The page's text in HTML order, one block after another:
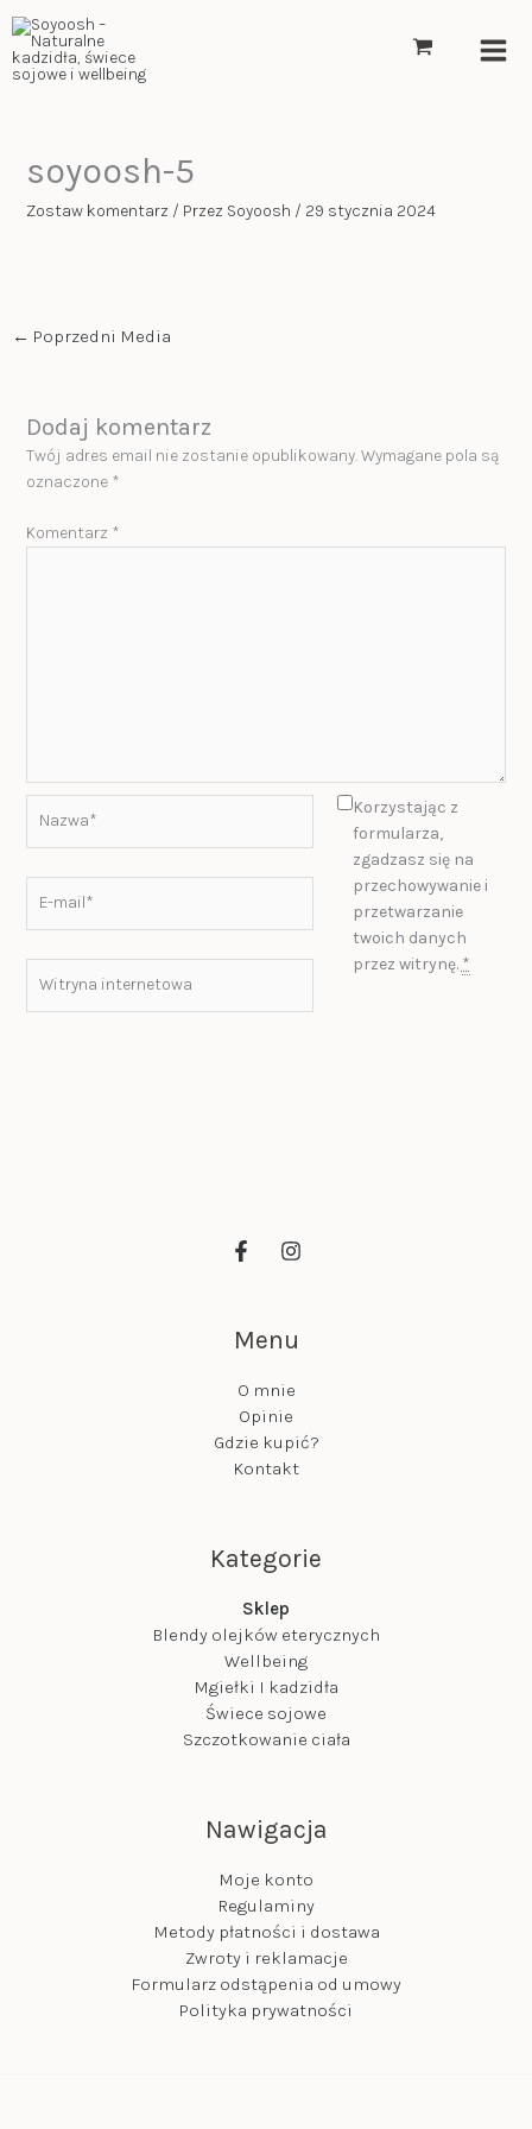
do
treści
soyoosh-5
Zostaw komentarz / Przez Soyoosh / 29 stycznia 2024
← Poprzedni Media
Dodaj komentarz
Twój adres email nie zostanie opublikowany. Wymagane pola są
oznaczone *
Komentarz *
mail*
internetowa
Korzystając z
formularza,
zgadzasz się na
przechowywanie i
przetwarzanie
twoich danych
przez witrynę. *
Menu
O mnie
Opinie
Gdzie kupić?
Kontakt
Kategorie
Sklep
Blendy olejków eterycznych
Wellbeing
Mgiełki I kadzidła
Świece sojowe
Szczotkowanie ciała
Nawigacja
Moje konto
Regulaminy
Metody płatności i dostawa
Zwroty i reklamacje
Formularz odstąpenia od umowy
Polityka prywatności